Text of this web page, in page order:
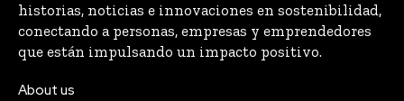
historias, noticias e innovaciones en sostenibilidad,
conectando a personas, empresas y emprendedores
que están impulsando un impacto positivo.
About us